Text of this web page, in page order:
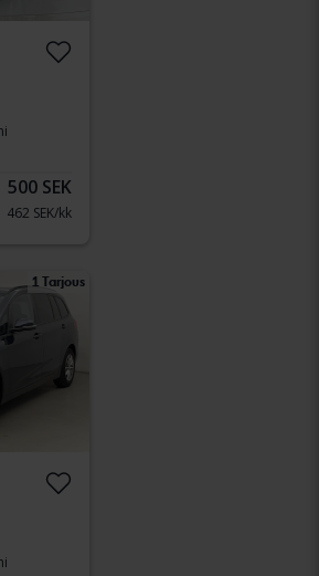
500 SEK
462 SEK/kk
1 Tarjous